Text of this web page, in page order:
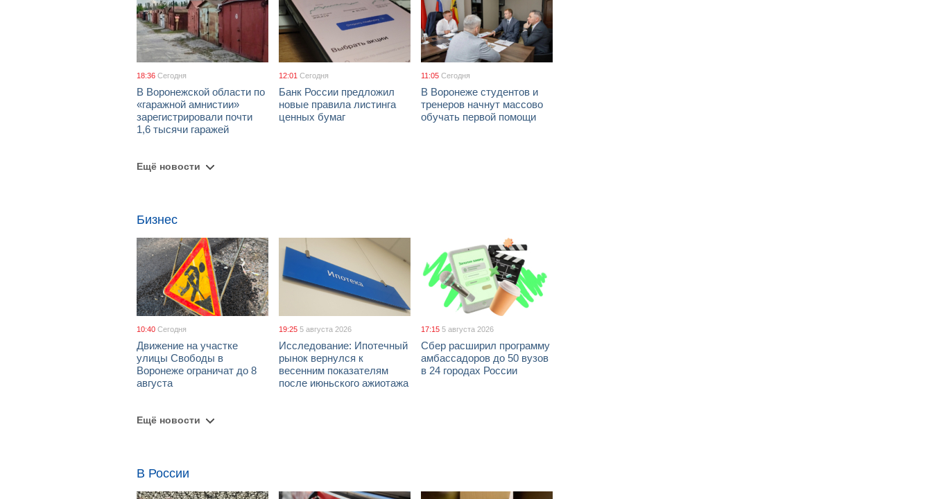
18:36 Сегодня
В Воронежской области по
«гаражной амнистии»
зарегистрировали почти
1,6 тысячи гаражей
12:01 Сегодня
Банк России предложил
новые правила листинга
ценных бумаг
11:05 Сегодня
В Воронеже студентов и
тренеров начнут массово
обучать первой помощи
Ещё новости
Бизнес
10:40 Сегодня
Движение на участке
улицы Свободы в
Воронеже ограничат до 8
августа
19:25 5 августа 2026
Исследование: Ипотечный
рынок вернулся к
весенним показателям
после июньского ажиотажа
17:15 5 августа 2026
Сбер расширил программу
амбассадоров до 50 вузов
в 24 городах России
Ещё новости
В России